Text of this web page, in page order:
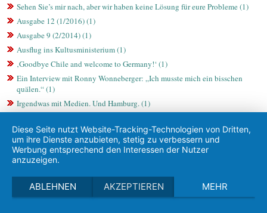
Sehen Sie’s mir nach, aber wir haben keine Lösung für eure Probleme (1)
Ausgabe 12 (1/2016) (1)
Ausgabe 9 (2/2014) (1)
Ausflug ins Kultusministerium (1)
‚Goodbye Chile and welcome to Germany!‘ (1)
Ein Interview mit Ronny Wonneberger: „Ich musste mich ein bisschen
quälen.“ (1)
Irgendwas mit Medien. Und Hamburg. (1)
Diese Seite nutzt Website-Tracking-Technologien von Dritten,
um ihre Dienste anzubieten, stetig zu verbessern und
Werbung entsprechend den Interessen der Nutzer
anzuzeigen.
ABLEHNEN AKZEPTIEREN MEHR